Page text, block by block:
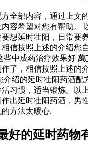
全部内容，通过上
容希望对您有帮助
想延时壮阳，日常
信按照上述的介绍您
些中成药治疗效果好 萬
了，相信按照上述的
介绍的延时壮阳药酒
习惯，适当锻炼。以
出延时壮阳药酒，男
方法太暖心.
好的延时药物